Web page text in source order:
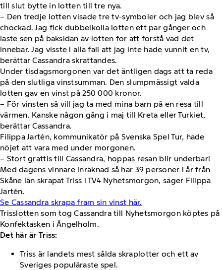
till slut bytte in lotten till tre nya.
– Den tredje lotten visade tre tv-symboler och jag blev så
chockad. Jag fick dubbelkolla lotten ett par gånger och
läste sen på baksidan av lotten för att förstå vad det
innebar. Jag visste i alla fall att jag inte hade vunnit en tv,
berättar Cassandra skrattandes.
Under tisdagsmorgonen var det äntligen dags att ta reda
på den slutliga vinstsumman. Den slumpmässigt valda
lotten gav en vinst på 250 000 kronor.
– För vinsten så vill jag ta med mina barn på en resa till
värmen. Kanske någon gång i maj till Kreta eller Turkiet,
berättar Cassandra.
Filippa Jartén, kommunikatör på Svenska Spel Tur, hade
nöjet att vara med under morgonen.
– Stort grattis till Cassandra, hoppas resan blir underbar!
Med dagens vinnare inräknad så har 39 personer i år från
Skåne län skrapat Triss i TV4 Nyhetsmorgon, säger Filippa
Jartén.
Se Cassandra skrapa fram sin vinst här.
Trisslotten som tog Cassandra till Nyhetsmorgon köptes på
Konfektasken i Ängelholm.
Det här är Triss:
Triss är landets mest sålda skraplotter och ett av
Sveriges populäraste spel.